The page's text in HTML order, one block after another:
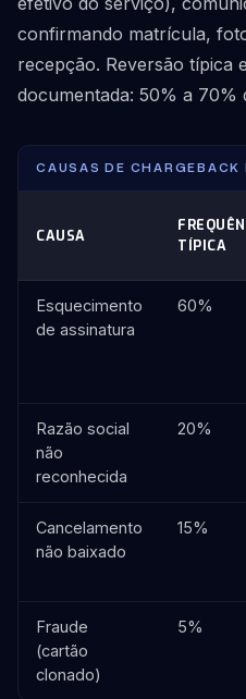
confirmando matrícula,
recepção. Reversão típica
documentada: 50% a 70%
CAUSAS DE
CAUSA
TÍPICA
Esquecimento
de assinatura
60%
Razão social
não
reconhecida
20%
Cancelamento
não baixado
15%
Fraude
(cartão
clonado)
5%